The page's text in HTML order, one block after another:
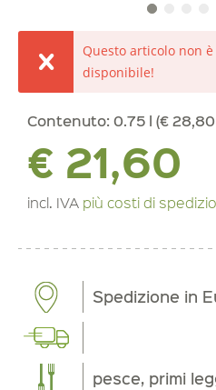
Questo articolo non
disponibile!
Contenuto: 0.75 l (€ 28,80
€ 21,60
incl. IVA più costi di
Spedizione in
pesce, primi